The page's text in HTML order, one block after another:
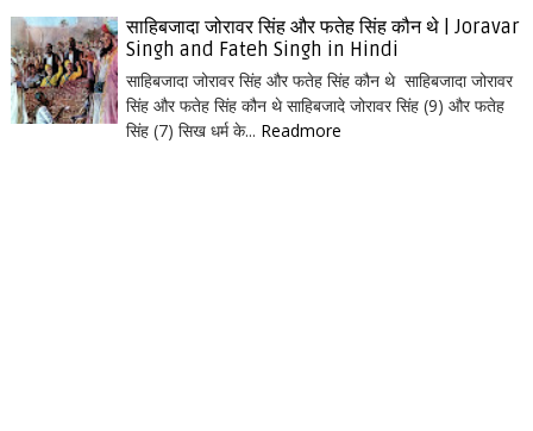
साहिबजादा जोरावर सिंह और फतेह सिंह कौन थे | Joravar
Singh and Fateh Singh in Hindi
साहिबजादा जोरावर सिंह और फतेह सिंह कौन थे साहिबजादा जोरावर
सिंह और फतेह सिंह कौन थे साहिबजादे जोरावर सिंह (9) और फतेह
सिंह (7) सिख धर्म के... Readmore